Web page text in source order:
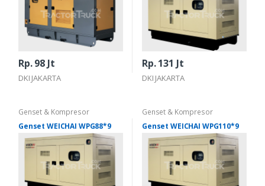
Rp. 98 Jt
DKI JAKARTA
Rp. 131 Jt
DKI JAKARTA
Genset & Kompresor
Genset WEICHAI WPG88*9
Genset & Kompresor
Genset WEICHAI WPG110*9